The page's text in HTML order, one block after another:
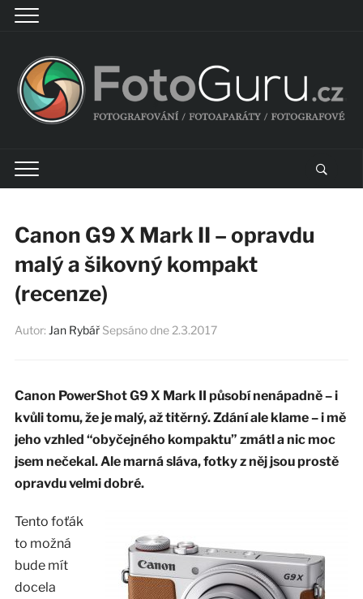
Canon G9 X Mark II – opravdu
malý a šikovný kompakt
(recenze)
Autor: Jan Rybář Sepsáno dne 2.3.2017
Canon PowerShot G9 X Mark II působí nenápadně – i
kvůli tomu, že je malý, až titěrný. Zdání ale klame – i mě
jeho vzhled “obyčejného kompaktu” zmátl a nic moc
jsem nečekal. Ale marná sláva, fotky z něj jsou prostě
opravdu velmi dobré.
Tento foťák
to možná
bude mít
docela